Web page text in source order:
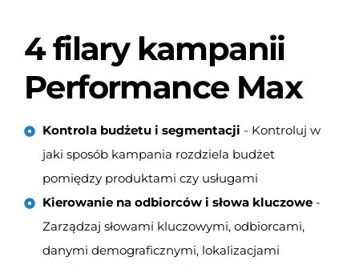
4 filary kampanii
Performance Max
Kontrola budżetu i segmentacji - Kontroluj w
jaki sposób kampania rozdziela budżet
pomiędzy produktami czy usługami
Kierowanie na odbiorców i słowa kluczowe-
Zarządzaj słowami kluczowymi, odbiorcami,
danymi demograficznymi, lokalizacjami